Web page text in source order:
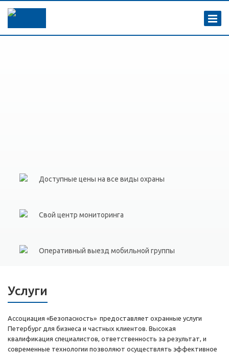
Доступные цены на все виды охраны
Свой центр мониторинга
Оперативный выезд мобильной группы
Услуги
Ассоциация «Безопасность» предоставляет охранные услуги
Петербург для бизнеса и частных клиентов. Высокая
квалификация специалистов, ответственность за результат, и
современные технологии позволяют осуществлять эффективное